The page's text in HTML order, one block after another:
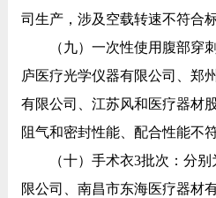
司生产，涉及空载转速不符合
（九）一次性使用腹部穿刺
庐医疗光学仪器有限公司、郑
有限公司、江苏风和医疗器材
阻气和密封性能、配合性能不
（十）手术衣3批次：分别
限公司、南昌市东海医疗器材